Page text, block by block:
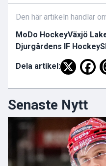
Den här artikeln handlar
MoDo HockeyVäxjö
Djurgårdens IF Hockey
Dela artikel:
Senaste Nytt